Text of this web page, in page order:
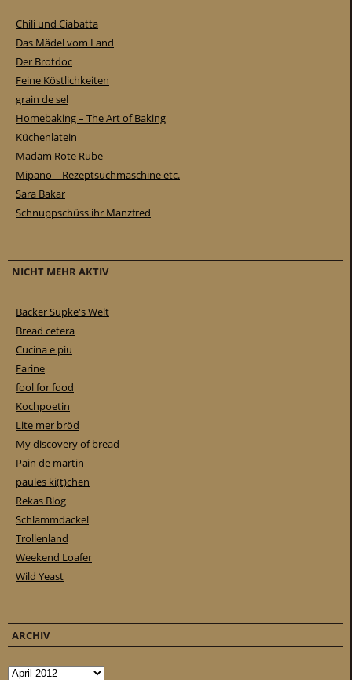
Chili und Ciabatta
Das Mädel vom Land
Der Brotdoc
Feine Köstlichkeiten
grain de sel
Homebaking – The Art of Baking
Küchenlatein
Madam Rote Rübe
Mipano – Rezeptsuchmaschine etc.
Sara Bakar
Schnuppschüss ihr Manzfred
NICHT MEHR AKTIV
Bäcker Süpke's Welt
Bread cetera
Cucina e piu
Farine
fool for food
Kochpoetin
Lite mer bröd
My discovery of bread
Pain de martin
paules ki(t)chen
Rekas Blog
Schlammdackel
Trollenland
Weekend Loafer
Wild Yeast
ARCHIV
Archiv